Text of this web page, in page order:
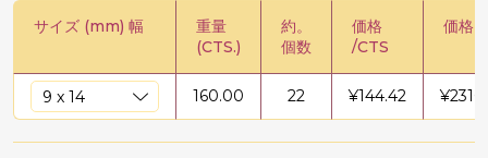
サイズ (mm) 幅
重量
(CTS.)
約。
個数
価格
/CTS
価格 /
160.00 22 ¥144.42 ¥